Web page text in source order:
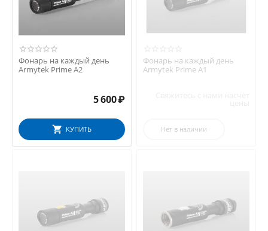
Фонарь на каждый день
Armytek Prime A2
5 600₽
КУПИТЬ
Фонарь на каждый день
Armytek Prime A1
Нет в наличии